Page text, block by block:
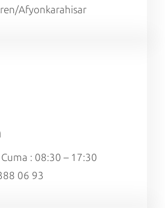
Afyonkarahisar
: 08:30 – 17:30
06 93